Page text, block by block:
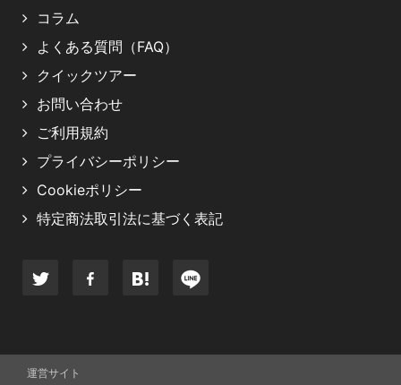
コラム
よくある質問（FAQ）
クイックツアー
お問い合わせ
ご利用規約
プライバシーポリシー
Cookieポリシー
特定商法取引法に基づく表記
運営サイト